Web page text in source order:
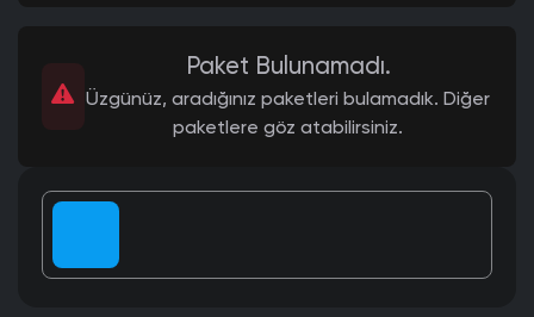
Paket Bulunamadı.
Üzgünüz, aradığınız paketleri bulamadık. Diğer
paketlere göz atabilirsiniz.